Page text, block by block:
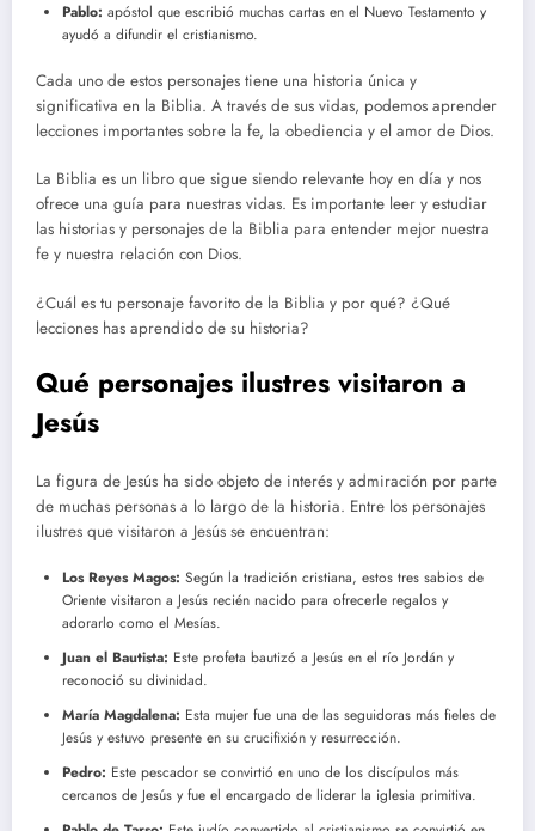
Pablo: apóstol que escribió muchas cartas en el Nuevo Testamento y
ayudó a difundir el cristianismo.
Cada uno de estos personajes tiene una historia única y
significativa en la Biblia. A través de sus vidas, podemos aprender
lecciones importantes sobre la fe, la obediencia y el amor de Dios.
La Biblia es un libro que sigue siendo relevante hoy en día y nos
ofrece una guía para nuestras vidas. Es importante leer y estudiar
las historias y personajes de la Biblia para entender mejor nuestra
fe y nuestra relación con Dios.
¿Cuál es tu personaje favorito de la Biblia y por qué? ¿Qué
lecciones has aprendido de su historia?
Qué personajes ilustres visitaron a
Jesús
La figura de Jesús ha sido objeto de interés y admiración por parte
de muchas personas a lo largo de la historia. Entre los personajes
ilustres que visitaron a Jesús se encuentran:
Los Reyes Magos: Según la tradición cristiana, estos tres sabios de
Oriente visitaron a Jesús recién nacido para ofrecerle regalos y
adorarlo como el Mesías.
Juan el Bautista: Este profeta bautizó a Jesús en el río Jordán y
reconoció su divinidad.
María Magdalena: Esta mujer fue una de las seguidoras más fieles de
Jesús y estuvo presente en su crucifixión y resurrección.
Pedro: Este pescador se convirtió en uno de los discípulos más
cercanos de Jesús y fue el encargado de liderar la iglesia primitiva.